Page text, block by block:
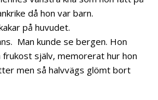
då hon var barn.
på huvudet.
Man kunde se bergen. Hon
själv, memorerat hur hon
men så halvvägs glömt bort